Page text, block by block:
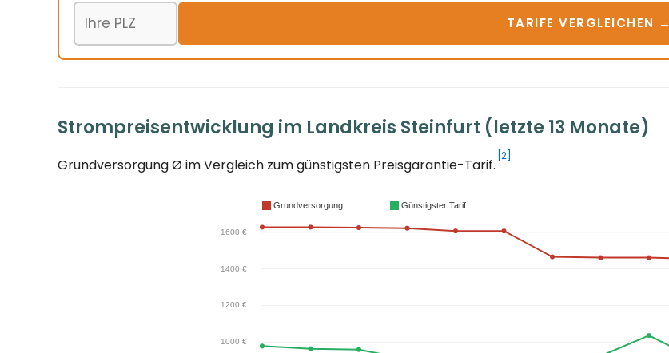
Postleitzahl
TARIFE VERGLEICHEN →
Strompreisentwicklung im Landkreis Steinfurt (letzte 13 Monate)
Grundversorgung Ø im Vergleich zum günstigsten Preisgarantie-Tarif. [2]